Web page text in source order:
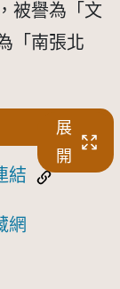
被譽為「文
「南張北
展
開
結
網